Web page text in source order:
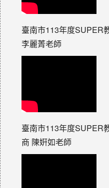
臺南市113年度SUPER
李麗菁老師
臺南市113年度SUPER
商 陳姸如老師